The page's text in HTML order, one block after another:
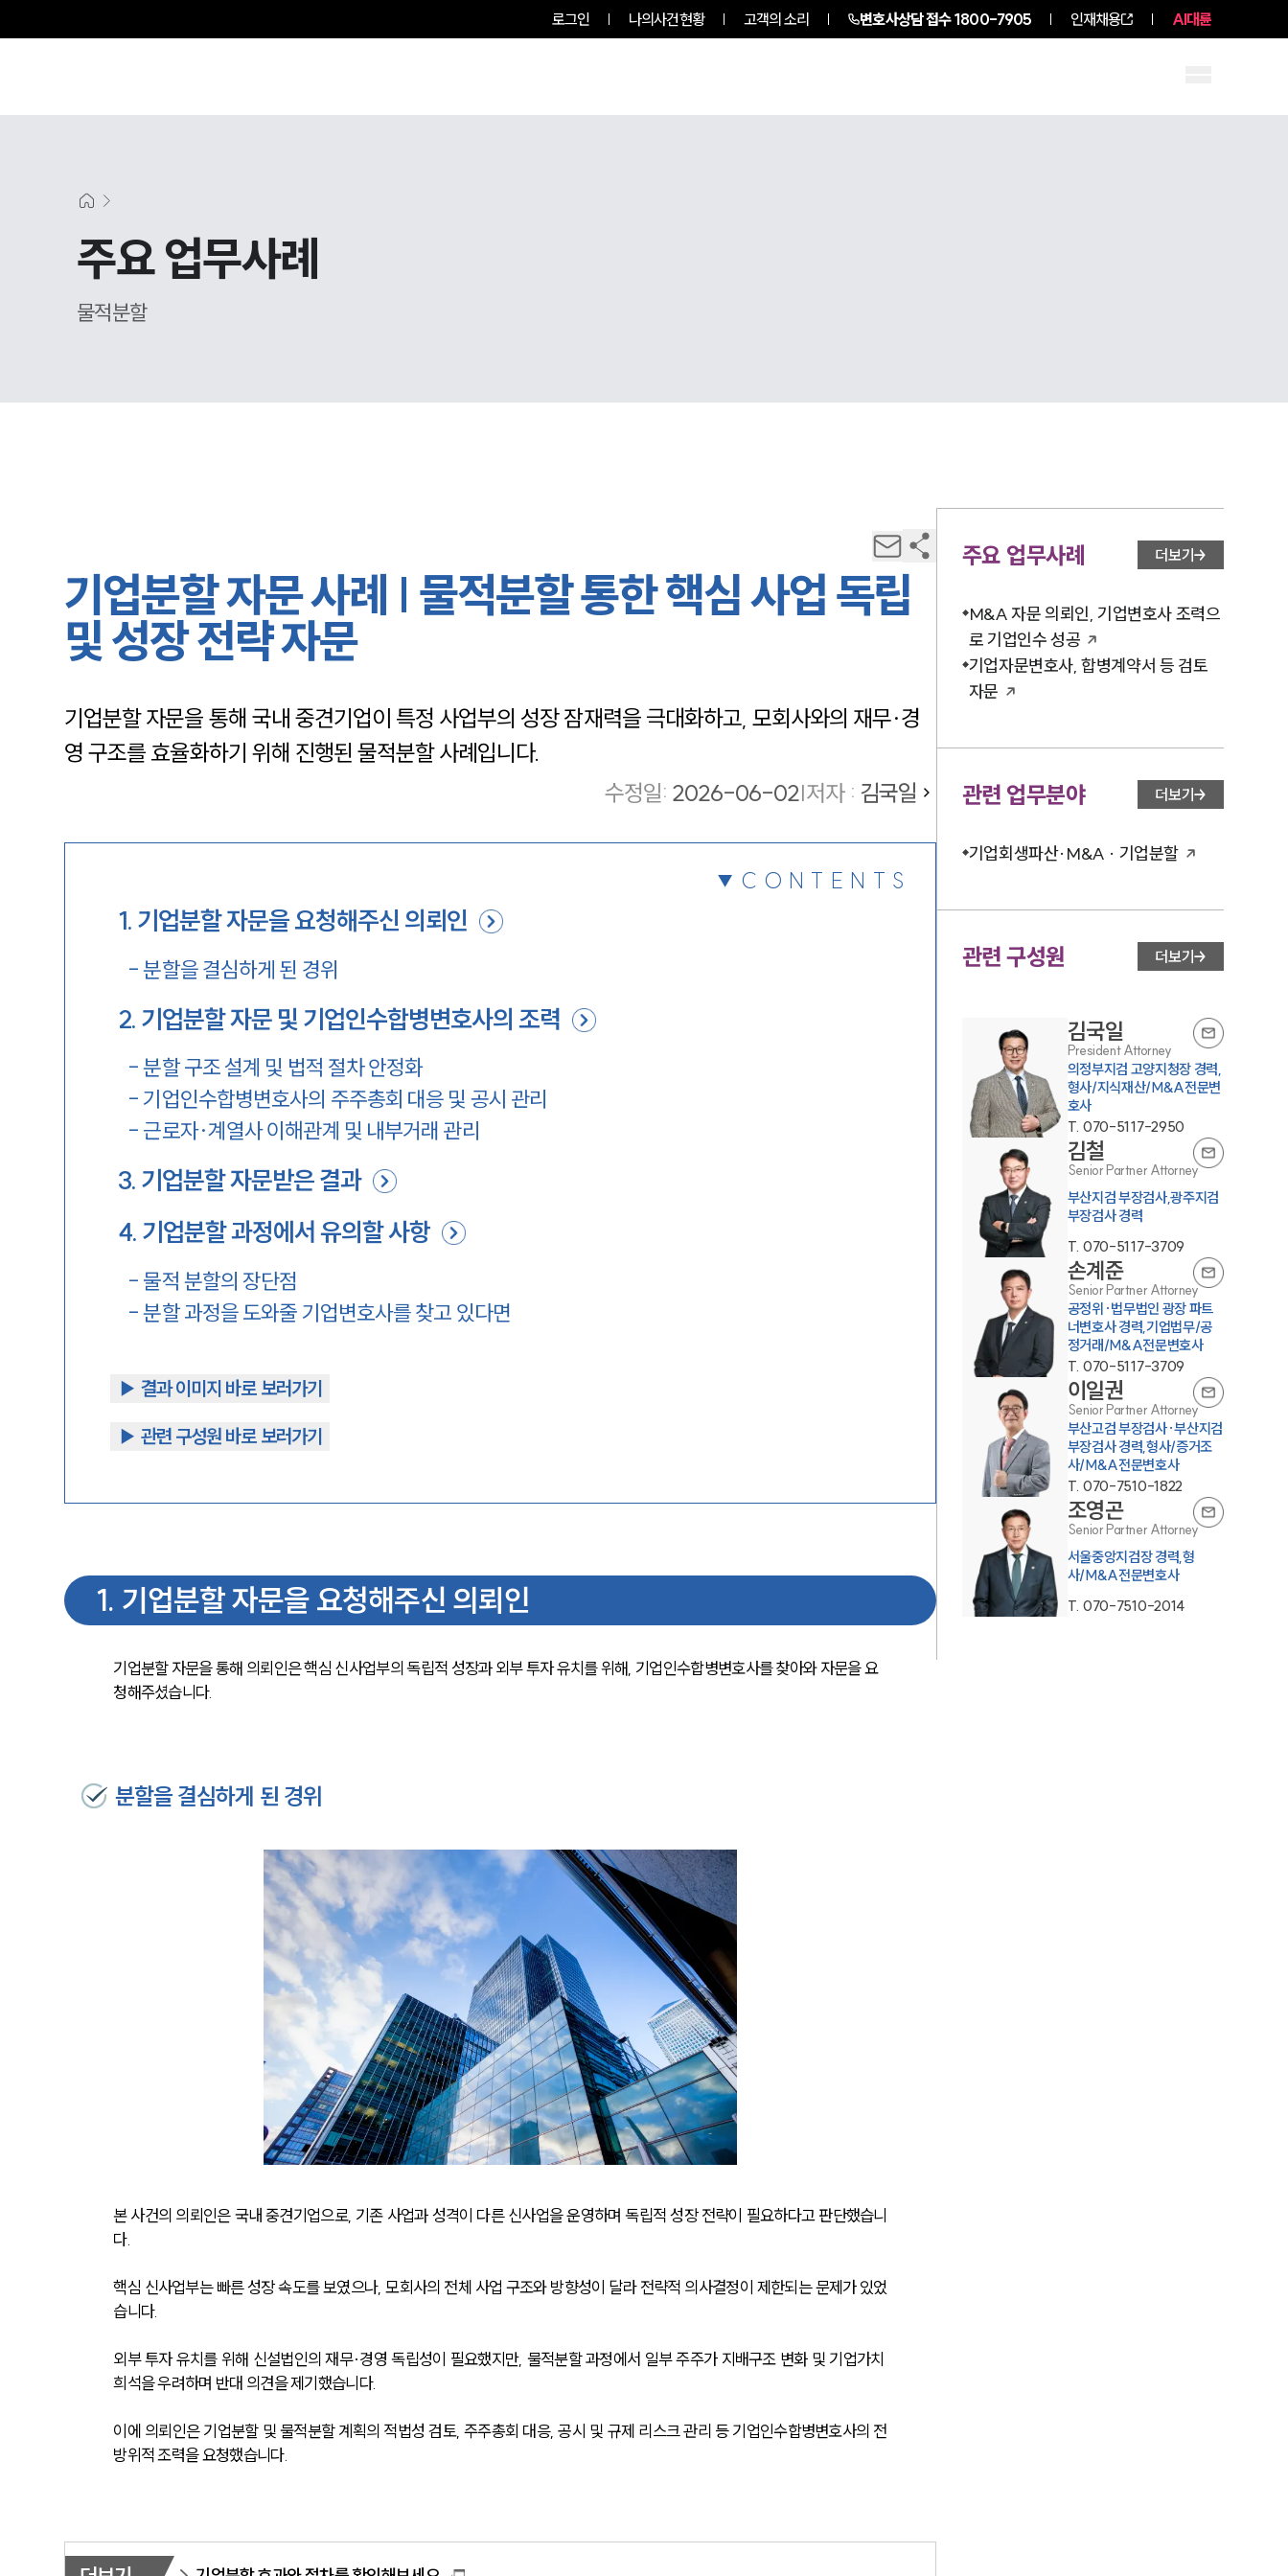
로그인 나의사건현황 고객의 소리 변호사상담 접수1800-7905 인재채용 AI대륜
센터소개
센터소개
대륜의 강점
오시는 길
주요 업무사례
물적분할
기업분할 자문 사례 | 물적분할 통한 핵심 사업 독립
및 성장 전략 자문
기업분할 자문을 통해 국내 중견기업이 특정 사업부의 성장 잠재력을 극대화하고, 모회사와의 재무·경
영 구조를 효율화하기 위해 진행된 물적분할 사례입니다.
수정일: 2026-06-02|저자 : 김국일
CONTENTS
1. 기업분할 자문을 요청해주신 의뢰인
-분할을 결심하게 된 경위
2. 기업분할 자문 및 기업인수합병변호사의 조력
-분할 구조 설계 및 법적 절차 안정화
- 기업인수합병변호사의 주주총회 대응 및 공시 관리
- 근로자·계열사 이해관계 및 내부거래 관리
3. 기업분할 자문받은 결과
4. 기업분할 과정에서 유의할 사항
- 물적 분할의 장단점
-분할 과정을 도와줄 기업변호사를 찾고 있다면
▶︎ 결과 이미지 바로 보러가기
▶︎ 관련 구성원 바로 보러가기
1. 기업분할 자문을 요청해주신 의뢰인
기업분할 자문을 통해 의뢰인은 핵심 신사업부의 독립적 성장과 외부 투자 유치를 위해, 기업인수합병변호사를 찾아와 자문을 요
청해주셨습니다.
분할을 결심하게 된 경위
본 사건의 의뢰인은 국내 중견기업으로, 기존 사업과 성격이 다른 신사업을 운영하며 독립적 성장 전략이 필요하다고 판단했습니
다.
핵심 신사업부는 빠른 성장 속도를 보였으나, 모회사의 전체 사업 구조와 방향성이 달라 전략적 의사결정이 제한되는 문제가 있었
습니다.
외부 투자 유치를 위해 신설법인의 재무·경영 독립성이 필요했지만, 물적분할 과정에서 일부 주주가 지배구조 변화 및 기업가치
희석을 우려하며 반대 의견을 제기했습니다.
이에 의뢰인은 기업분할 및 물적분할 계획의 적법성 검토, 주주총회 대응, 공시 및 규제 리스크 관리 등 기업인수합병변호사의 전
방위적 조력을 요청했습니다.
주요 업무사례 더보기
M&A 자문 의뢰인, 기업변호사 조력으
로 기업인수 성공
기업자문변호사, 합병계약서 등 검토
자문
관련 업무분야 더보기
기업회생파산·M&A · 기업분할
관련 구성원 더보기
김국일
President Attorney
의정부지검 고양지청장 경력,
형사/지식재산/M&A전문변
호사
T. 070-5117-2950
김철
Senior Partner Attorney
부산지검 부장검사,광주지검
부장검사 경력
T. 070-5117-3709
손계준
Senior Partner Attorney
공정위·법무법인 광장 파트
너변호사 경력,기업법무/공
정거래/M&A전문변호사
T. 070-5117-3709
이일권
Senior Partner Attorney
부산고검 부장검사·부산지검
부장검사 경력,형사/증거조
사/M&A전문변호사
T. 070-7510-1822
조영곤
Senior Partner Attorney
서울중앙지검장 경력,형
사/M&A전문변호사
T. 070-7510-2014